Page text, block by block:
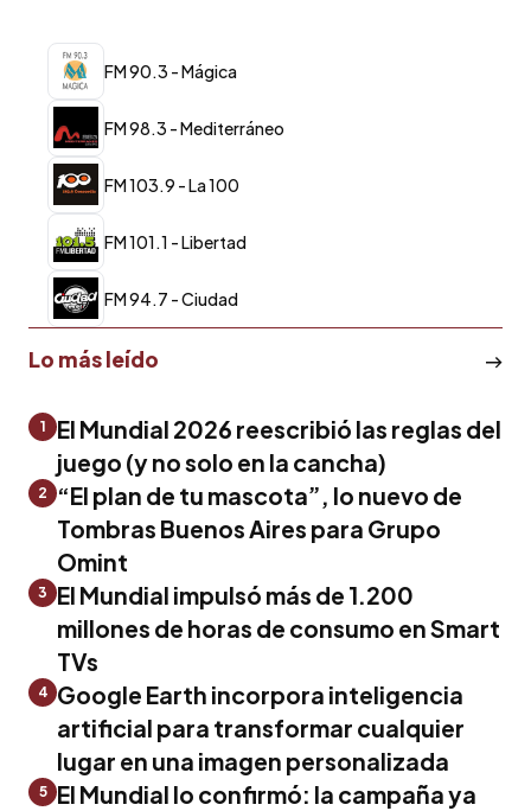
FM 90.3 - Mágica
FM 98.3 - Mediterráneo
FM 103.9 - La 100
FM 101.1 - Libertad
FM 94.7 - Ciudad
Lo más leído
1
El Mundial 2026 reescribió las reglas del
juego (y no solo en la cancha)
2
“El plan de tu mascota”, lo nuevo de
Tombras Buenos Aires para Grupo
Omint
3
El Mundial impulsó más de 1.200
millones de horas de consumo en Smart
TVs
4 Google Earth incorpora inteligencia
artificial para transformar cualquier
lugar en una imagen personalizada
5
El Mundial lo confirmó: la campaña ya